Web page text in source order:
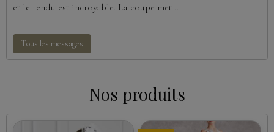
et le rendu est incroyable. La coupe met ...
Tous les messages
Nos produits